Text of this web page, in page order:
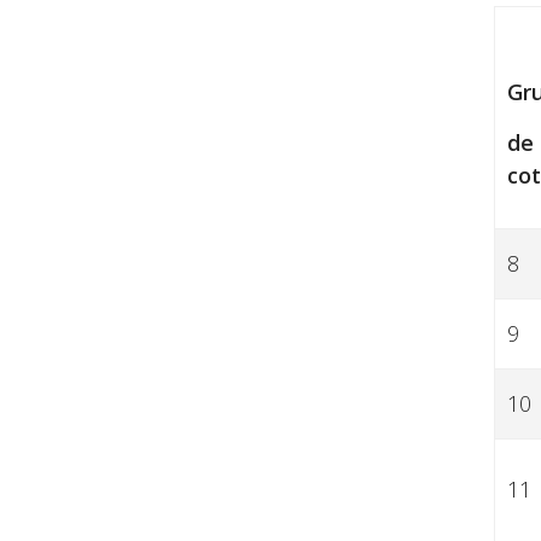
de
8
9
10
11